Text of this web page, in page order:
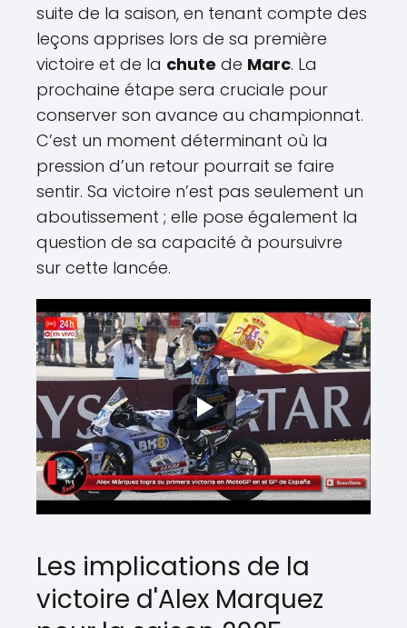
suite de la saison, en tenant compte des
leçons apprises lors de sa première
victoire et de la chute de Marc. La
prochaine étape sera cruciale pour
conserver son avance au championnat.
C’est un moment déterminant où la
pression d’un retour pourrait se faire
sentir. Sa victoire n’est pas seulement un
aboutissement ; elle pose également la
question de sa capacité à poursuivre
sur cette lancée.
Les implications de la
victoire d'Alex Marquez